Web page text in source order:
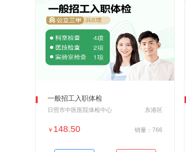
一般招工入职体检
日照市中医医院体检中心 东港区
￥ 148.50 销量：766